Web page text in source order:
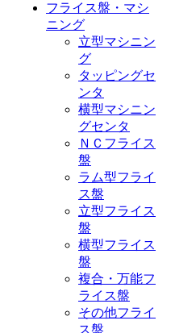
フライス盤・マシ
ニング
立型マシニン
グ
タッピングセ
ンタ
横型マシニン
グセンタ
ＮＣフライス
盤
ラム型フライ
ス盤
立型フライス
盤
横型フライス
盤
複合・万能フ
ライス盤
その他フライ
ス盤